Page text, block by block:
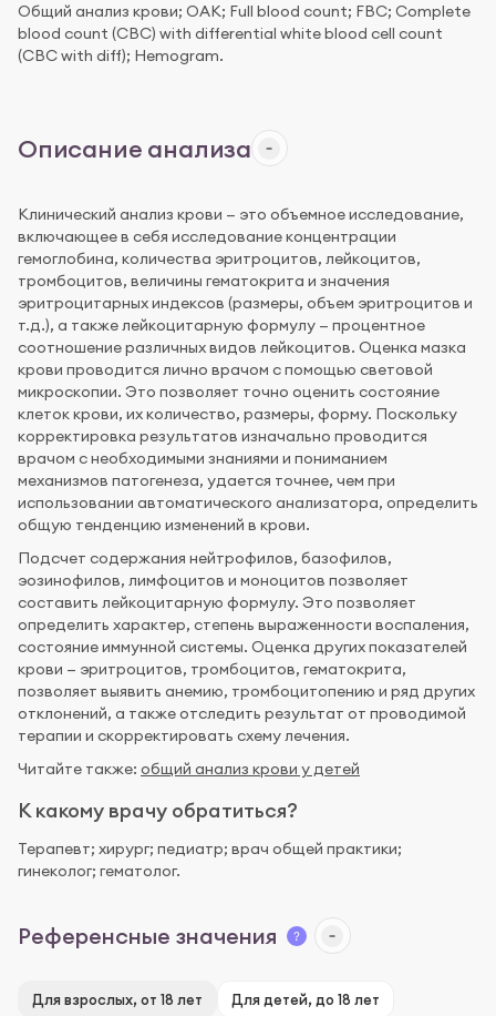
Общий анализ крови; ОАК; Full blood count; FBC; Complete
blood count (CBC) with differential white blood cell count
(CBC with diff); Hemogram.
Описание анализа
Клинический анализ крови — это объемное исследование,
включающее в себя исследование концентрации
гемоглобина, количества эритроцитов, лейкоцитов,
тромбоцитов, величины гематокрита и значения
эритроцитарных индексов (размеры, объем эритроцитов и
т.д.), а также лейкоцитарную формулу — процентное
соотношение различных видов лейкоцитов. Оценка мазка
крови проводится лично врачом с помощью световой
микроскопии. Это позволяет точно оценить состояние
клеток крови, их количество, размеры, форму. Поскольку
корректировка результатов изначально проводится
врачом с необходимыми знаниями и пониманием
механизмов патогенеза, удается точнее, чем при
использовании автоматического анализатора, определить
общую тенденцию изменений в крови.
Подсчет содержания нейтрофилов, базофилов,
эозинофилов, лимфоцитов и моноцитов позволяет
составить лейкоцитарную формулу. Это позволяет
определить характер, степень выраженности воспаления,
состояние иммунной системы. Оценка других показателей
крови — эритроцитов, тромбоцитов, гематокрита,
позволяет выявить анемию, тромбоцитопению и ряд других
отклонений, а также отследить результат от проводимой
терапии и скорректировать схему лечения.
Читайте также: общий анализ крови у детей
К какому врачу обратиться?
Терапевт; хирург; педиатр; врач общей практики;
гинеколог; гематолог.
Референсные значения
Для взрослых, от 18 лет Для детей, до 18 лет